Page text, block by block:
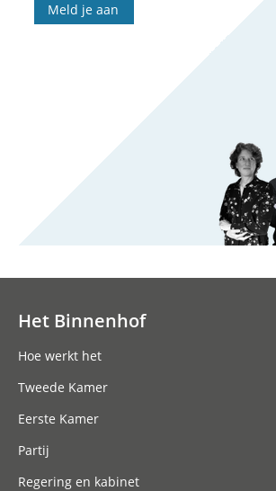
Meld je aan
Het Binnenhof
Hoe werkt het
Tweede Kamer
Eerste Kamer
Partij
Regering en kabinet